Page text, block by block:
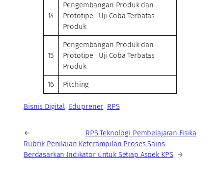
14
Pengembangan Produk dan
Prototipe : Uji Coba Terbatas
Produk
15
Pengembangan Produk dan
Prototipe : Uji Coba Terbatas
Produk
16 Pitching
Bisnis Digital Eduprener RPS
←
RPS Teknologi Pembelajaran Fisika
Rubrik Penilaian Keterampilan Proses Sains
Berdasarkan Indikator untuk Setiap Aspek KPS →